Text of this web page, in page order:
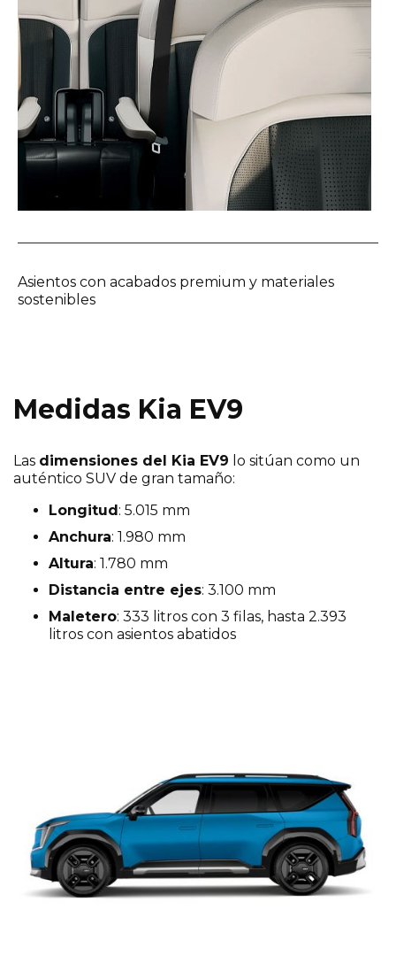
Asientos con acabados premium y materiales
sostenibles
Medidas Kia EV9
Las dimensiones del Kia EV9 lo sitúan como un
auténtico SUV de gran tamaño:
Longitud : 5.015 mm
Anchura: 1.980 mm
Altura: 1.780 mm
Distancia entre ejes: 3.100 mm
Maletero: 333 litros con 3 filas, hasta 2.393
litros con asientos abatidos